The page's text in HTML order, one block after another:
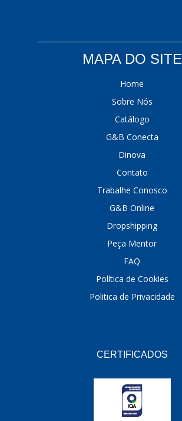
MAPA DO SITE
Home
Sobre Nós
Catálogo
G&B Conecta
Dinova
Contato
Trabalhe Conosco
G&B Online
Dropshipping
Peça Mentor
FAQ
Política de Cookies
Politica de Privacidade
CERTIFICADOS